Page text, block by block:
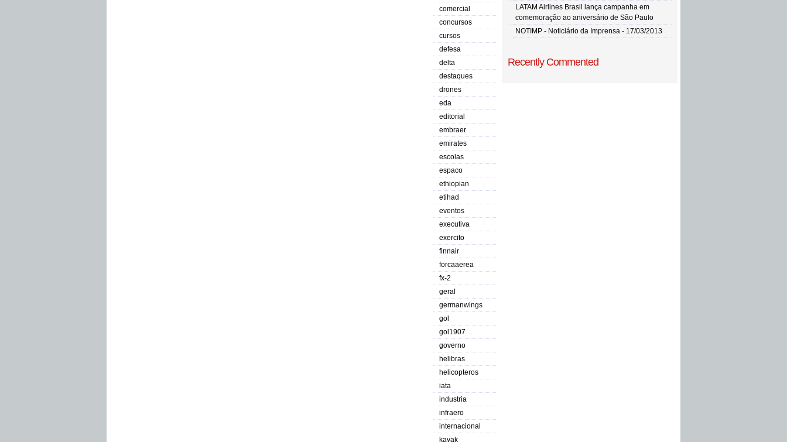
comercial
concursos
cursos
defesa
delta
destaques
drones
eda
editorial
embraer
emirates
escolas
espaco
ethiopian
etihad
eventos
executiva
exercito
finnair
forcaaerea
fx-2
geral
germanwings
gol
gol1907
governo
helibras
helicopteros
iata
industria
infraero
internacional
kayak
LATAM Airlines Brasil lança campanha em
comemoração ao aniversário de São Paulo
NOTIMP - Noticiário da Imprensa - 17/03/2013
Recently Commented